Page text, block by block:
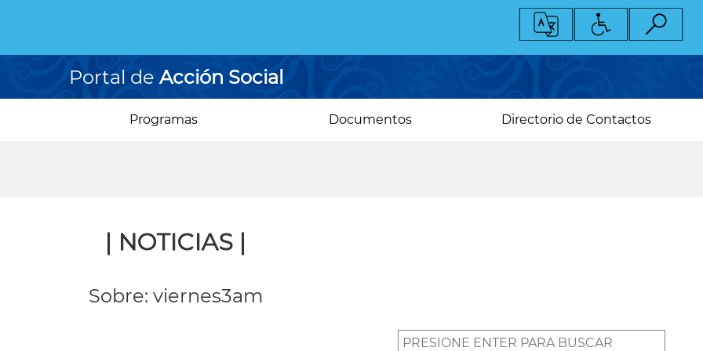
Portal de Acción Social
Programas Documentos Directorio de Contactos
| NOTICIAS |
Sobre: viernes3am